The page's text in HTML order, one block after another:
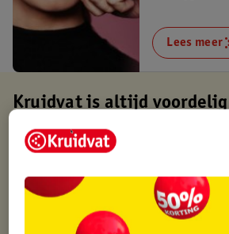
Lees meer
Kruidvat is altijd voordelig
Gratis ophalen in de winkel
Gratis thuisbezorgd vanaf 50.00
Gratis retourneren binnen 30 dagen
Gratis punten met je Kruidvat kaart